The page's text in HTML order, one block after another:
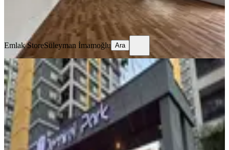
Süleyman İmamoğlu
Emlak StoreSüleyman İmamoğlu Ara
YENİ
İzden Demirelpark Sitesinde 2+1
Kiralık
Seyhan, Pınar Mahallesi
2+1·110 m²·1. Kat 03.08.2026
300.000 ₺